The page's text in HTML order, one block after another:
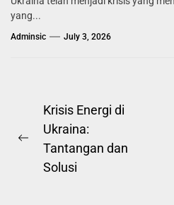
yang...
Adminsic July 3, 2026
Post
navigation
Previous
post:
Krisis Energi di
Ukraina:
Tantangan dan
Solusi